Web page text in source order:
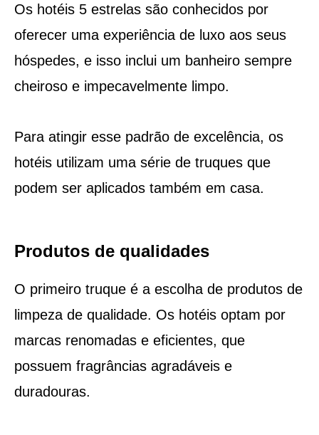
Os hotéis 5 estrelas são conhecidos por
oferecer uma experiência de luxo aos seus
hóspedes, e isso inclui um banheiro sempre
cheiroso e impecavelmente limpo.
Para atingir esse padrão de excelência, os
hotéis utilizam uma série de truques que
podem ser aplicados também em casa.
Produtos de qualidades
O primeiro truque é a escolha de produtos de
limpeza de qualidade. Os hotéis optam por
marcas renomadas e eficientes, que
possuem fragrâncias agradáveis e
duradouras.